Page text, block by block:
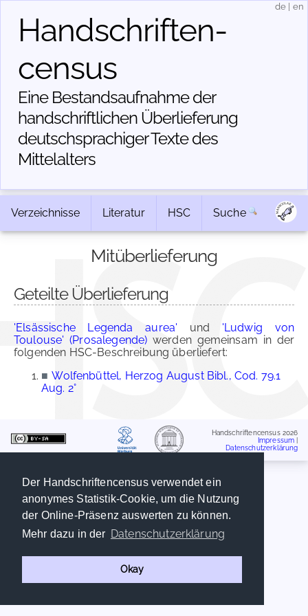
Der Handschriftencensus verwendet ein
anonymes Statistik-Cookie, um die Nutzung
der Online-Präsenz auswerten zu können.
Mehr dazu in der Datenschutzerklärung
Okay
Handschriften­
census
Eine Bestandsaufnahme der
handschriftlichen Über­lieferung
deutschsprachiger Texte des
Mittelalters
de en
Verzeichnisse Literatur HSC Suche
Mitüberlieferung
Geteilte Überlieferung
'Elsässische Legenda aurea' und 'Ludwig von
Toulouse' (Prosalegende) werden gemeinsam in der
folgenden HSC-Beschreibung überliefert:
■ Wolfenbüttel, Herzog August Bibl., Cod. 79.1
Aug. 2°
Handschriftencensus 2026
Impressum
Datenschutzerklärung